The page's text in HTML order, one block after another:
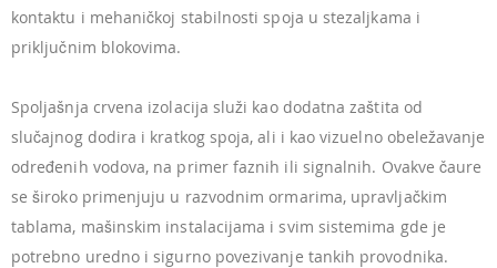
kontaktu i mehaničkoj stabilnosti spoja u stezaljkama i
priključnim blokovima.
Spoljašnja crvena izolacija služi kao dodatna zaštita od
slučajnog dodira i kratkog spoja, ali i kao vizuelno obeležavanje
određenih vodova, na primer faznih ili signalnih. Ovakve čaure
se široko primenjuju u razvodnim ormarima, upravljačkim
tablama, mašinskim instalacijama i svim sistemima gde je
potrebno uredno i sigurno povezivanje tankih provodnika.